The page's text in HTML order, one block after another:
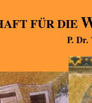
FÜR DIE
P. Dr.